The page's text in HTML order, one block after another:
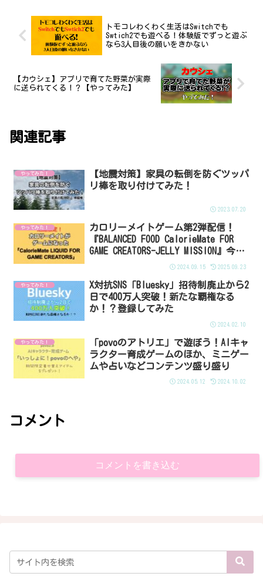
トモコレわくわく生活はSwitchでも
Swtich2でも遊べる！体験版でずっと遊ぶ
なら3人目後の願いをきかない
【カウシェ】アプリで育てた野菜が実際
に送られてくる！？【やってみた】
関連記事
やってみた！
【地震対策】家具の転倒を防ぐツッパ
リ棒を取り付けてみた！
2023.07.20
やってみた！
カロリーメイトゲーム第2弾配信！
『BALANCED FOOD CalorieMate FOR
GAME CREATORS-JELLY MISSION』今度
2024.09.15 2025.09.23
やってみた！
X対抗SNS「Bluesky」招待制廃止から2
日で400万人突破！新たな覇権なる
か！？登録してみた
2024.02.10
やってみた！
「povoのアトリエ」で遊ぼう！AIキャ
ラクター育成ゲームのほか、ミニゲー
ムや占いなどコンテンツ盛り盛り
2024.05.12 2024.10.02
コメント
コメントを書き込む